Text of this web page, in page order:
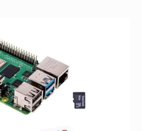
valinnat
tuotteen
sivulla.